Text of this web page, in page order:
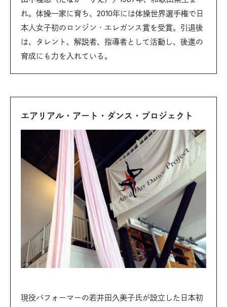
れ。体操一家に育ち、2010年には体操世界選手権で日
本人女子初のロンジン・エレガンス賞を受賞。引退後
は、タレント、解説者、指導者として活動し、後進の
育成にも力を入れている。
エアリアル・アート・ダンス・プロジェクト
現役パフォーマーの若井田久美子氏が設立した日本初